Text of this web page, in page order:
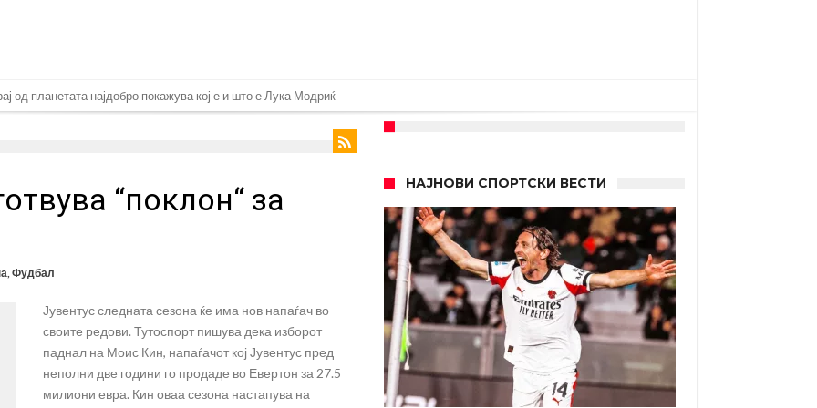
Сен Жермен
еден услов
до Манчестер Сити за Родри
на Родри, и тоа во голем ривал!
фудбалот го направиле„невозможното“: Едниот е Меси, знаете ли кој е другиот?
потег!
како никој никогаш го понижи Реал, подобро да не доаѓа во Мадрид!
Интер нема доволно средства, Атлетико ја следи ситуацијата
“поклон“ за
Фудбал
Јувентус следната сезона ќе има нов напаѓач во
своите редови. Тутоспорт пишува дека изборот
паднал на Моис Кин, напаѓачот кој Јувентус пред
неполни две години го продаде во Евертон за 27.5
милиони евра. Кин оваа сезона настапува на
НАЈНОВИ СПОРТСКИ ВЕСТИ